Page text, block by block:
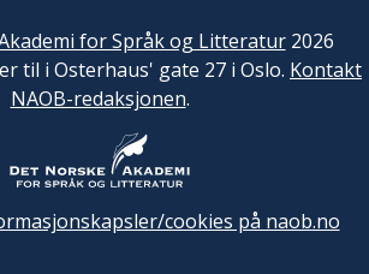
for Språk og Litteratur2026
til i Osterhaus' gate 27 i Oslo. Kontakt
NAOB-redaksjonen.
cookies på naob.no